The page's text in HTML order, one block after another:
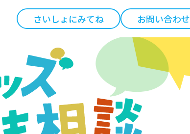
さいしょにみてね お問い合わせ